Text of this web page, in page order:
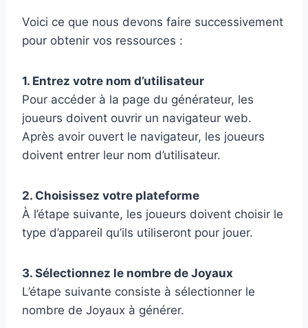
Voici ce que nous devons faire successivement
pour obtenir vos ressources :
1. Entrez votre nom d’utilisateur
Pour accéder à la page du générateur, les
joueurs doivent ouvrir un navigateur web.
Après avoir ouvert le navigateur, les joueurs
doivent entrer leur nom d’utilisateur.
2. Choisissez votre plateforme
À l’étape suivante, les joueurs doivent choisir le
type d’appareil qu’ils utiliseront pour jouer.
3. Sélectionnez le nombre de Joyaux
L’étape suivante consiste à sélectionner le
nombre de Joyaux à générer.